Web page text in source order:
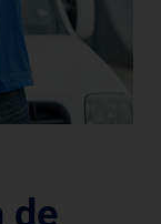
de